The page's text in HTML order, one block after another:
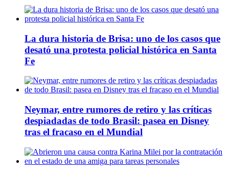
La dura historia de Brisa: uno de los casos que
desató una protesta policial histórica en Santa
Fe
Neymar, entre rumores de retiro y las críticas
despiadadas de todo Brasil: pasea en Disney
tras el fracaso en el Mundial